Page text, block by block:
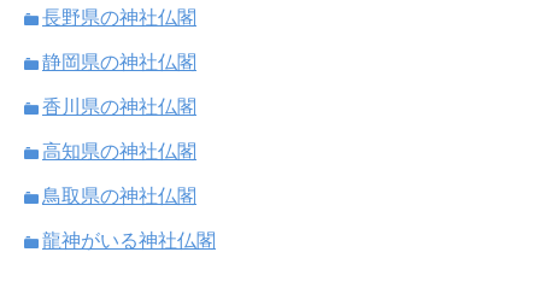
長野県の神社仏閣
静岡県の神社仏閣
香川県の神社仏閣
高知県の神社仏閣
鳥取県の神社仏閣
龍神がいる神社仏閣